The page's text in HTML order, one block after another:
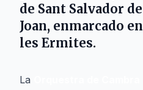
de Sant Salvador de
Joan, enmarcado
les Ermites.
La